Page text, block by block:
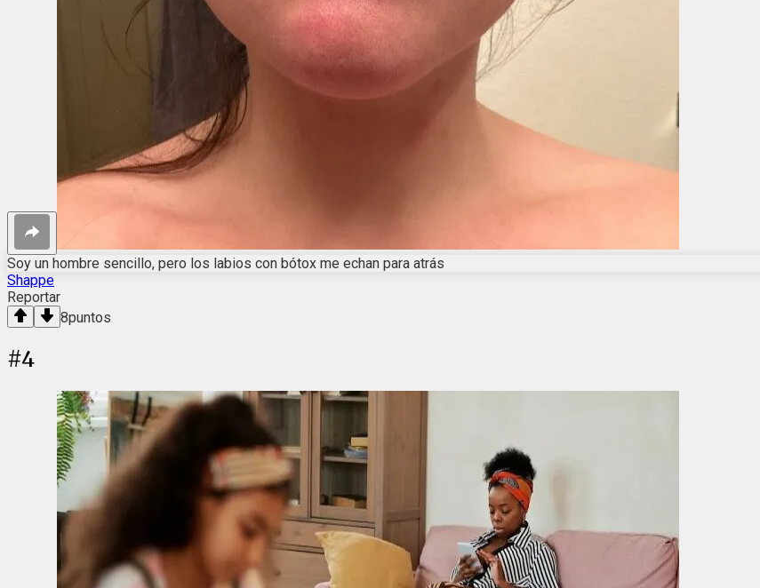
Soy un hombre sencillo, pero los labios con bótox me echan para atrás
Shappe
Reportar
8puntos
#4